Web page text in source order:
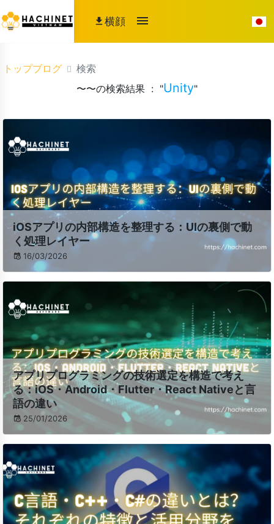
横顔
トップブログ
検索
〜〜の検索結果 : "Unity"
iOSアプリの内部構造を整理する：UIの裏側で動
く処理レイヤー
16/03/2026
アプリプログラミングの技術選定を構造で考え
る：iOS・Android・Flutter・React Nativeと言
語の違い
25/01/2026